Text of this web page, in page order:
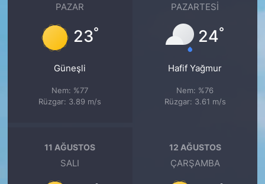
PAZAR
23°
Güneşli
Nem: %77
Rüzgar: 3.89 m/s
PAZARTESI
24°
Hafif Yağmur
Nem: %76
Rüzgar: 3.61 m/s
11 AĞUSTOS
SALI
12 AĞUSTOS
ÇARŞAMBA